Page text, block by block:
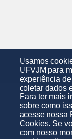
Usamos
UFVJM para
experiência
coletar dados
Para ter mais
sobre como
acesse nossa
Cookies. Se
com nosso